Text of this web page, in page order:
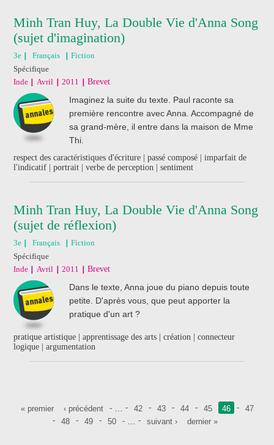
Minh Tran Huy, La Double Vie d'Anna Song
(sujet d'imagination)
3e Français
Fiction
Spécifique
Inde
Avril 2011 Brevet
Imaginez la suite du texte. Paul raconte sa
première rencontre avec Anna. Accompagné de
sa grand-mère, il entre dans la maison de Mme
Thi.
respect des caractéristiques d'écriture | passé composé | imparfait de
l'indicatif | portrait | verbe de perception | sentiment
Minh Tran Huy, La Double Vie d'Anna Song
(sujet de réflexion)
3e Français
Fiction
Spécifique
Inde
Avril 2011 Brevet
Dans le texte, Anna joue du piano depuis toute
petite. D'après vous, que peut apporter la
pratique d'un art ?
pratique artistique | apprentissage des arts | création | connecteur
logique | argumentation
Pages
« premier ‹ précédent 42 43 44 45 46
47
48
49 50 suivant › dernier »